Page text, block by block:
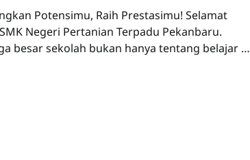
Potensimu, Raih Prestasimu! Selamat
Negeri Pertanian Terpadu Pekanbaru.
besar sekolah bukan hanya tentang belajar di
melalui kegiatan ekstrakurikuler (ekskul). Di